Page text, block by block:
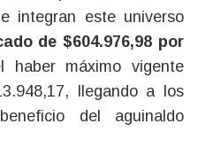
integran este universo
de $604.976,98 por
haber máximo vigente
llegando a los
del aguinaldo